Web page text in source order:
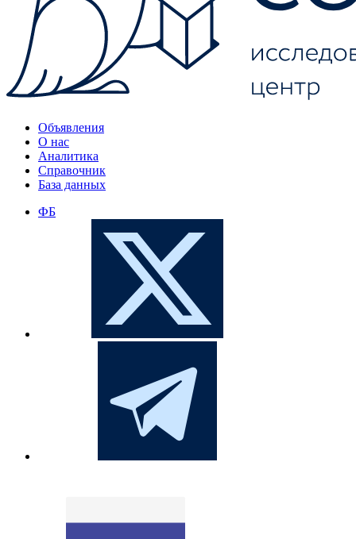
Объявления
О нас
Аналитика
Справочник
База данных
ФБ